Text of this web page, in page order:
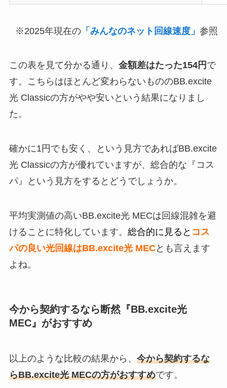
※2025年現在の 「みんなのネット回線速度」参照
この表を見て分かる通り、 金額差はたった154円 で
す。こちらはほとんど変わらないもののBB.excite
光 Classicの方がやや安いという結果になりまし
た。
確かに1円でも安く、という見方であればBB.excite
光 Classicの方が優れていますが、総合的な『コス
パ』という見方をするとどうでしょうか。
平均実測値の高いBB.excite光 MECは回線混雑を避
けることに特化しています。 総合的に見ると コス
パの良い光回線はBB.excite光 MECとも言えます
よね。
今から契約するなら断然『BB.excite光
MEC』がおすすめ
以上のような比較の結果から、 今から契約するな
らBB.excite光 MECの方がおすすめです。